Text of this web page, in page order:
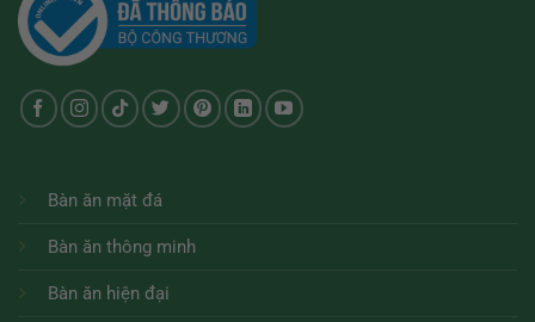
Bàn ăn mặt đá
Bàn ăn thông minh
Bàn ăn hiện đại